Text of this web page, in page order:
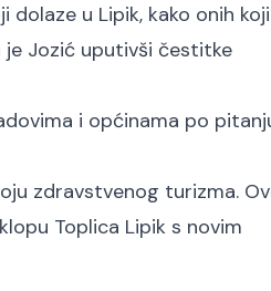
u Lipik, kako onih koji
Jozić uputivši čestitke
i općinama po
zdravstvenog turizma.
Toplica Lipik s novim